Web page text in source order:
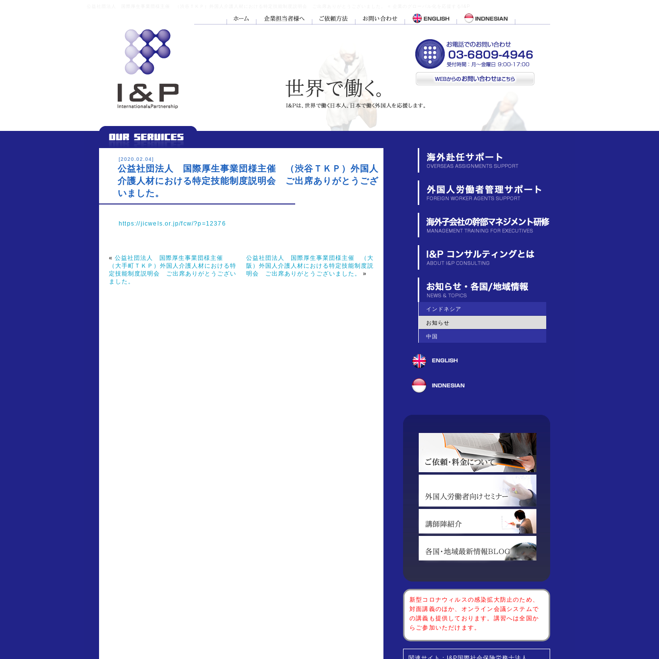
[2020.02.04]
公益社団法人 国際厚生事業団様主催 （渋谷ＴＫＰ）外国人
介護人材における特定技能制度説明会 ご出席ありがとうござ
いました。
https://jicwels.or.jp/fcw/?p=12376
« 公益社団法人 国際厚生事業団様主催
（大手町ＴＫＰ）外国人介護人材における特
定技能制度説明会 ご出席ありがとうござい
ました。
公益社団法人 国際厚生事業団様主催 （大
阪）外国人介護人材における特定技能制度説
明会 ご出席ありがとうございました。
»
インドネシア
お知らせ
中国
新型コロナウィルスの感染拡大防止のため、
対面講義のほか、オンライン会議システムで
の講義も提供しております。講習へは全国か
らご参加いただけます。